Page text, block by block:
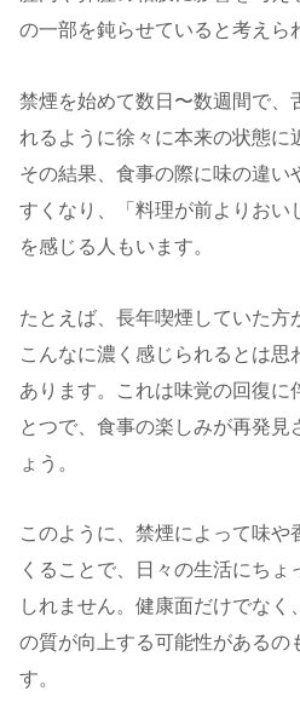
の一部を鈍らせていると考えら
禁煙を始めて数日〜数週間で、
れるように徐々に本来の状態に
その結果、食事の際に味の違い
すくなり、「料理が前よりおい
を感じる人もいます。
たとえば、長年喫煙していた方
こんなに濃く感じられるとは思
あります。これは味覚の回復に
とつで、食事の楽しみが再発見
ょう。
このように、禁煙によって味や
くることで、日々の生活にちょ
しれません。健康面だけでな
の質が向上する可能性があるの
す。